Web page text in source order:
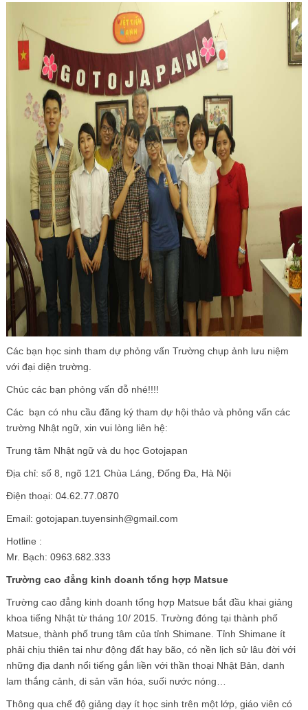
Các bạn học sinh tham dự phỏng vấn Trường chụp ảnh lưu niệm
với đại diện trường.
Chúc các bạn phỏng vấn đỗ nhé!!!!
Các bạn có nhu cầu đăng ký tham dự hội thảo và phỏng vấn các
trường Nhật ngữ, xin vui lòng liên hệ:
Trung tâm Nhật ngữ và du học Gotojapan
Địa chỉ: số 8, ngõ 121 Chùa Láng, Đống Đa, Hà Nội
Điện thoại: 04.62.77.0870
Email: gotojapan.tuyensinh@gmail.com
Hotline :
Mr. Bạch: 0963.682.333
Trường cao đẳng kinh doanh tổng hợp Matsue
Trường cao đẳng kinh doanh tổng hợp Matsue bắt đầu khai giảng
khoa tiếng Nhật từ tháng 10/ 2015. Trường đóng tại thành phố
Matsue, thành phố trung tâm của tỉnh Shimane. Tỉnh Shimane ít
phải chịu thiên tai như động đất hay bão, có nền lịch sử lâu đời với
những địa danh nổi tiếng gắn liền với thần thoại Nhật Bản, danh
lam thắng cảnh, di sản văn hóa, suối nước nóng…
Thông qua chế độ giảng dạy ít học sinh trên một lớp, giáo viên có